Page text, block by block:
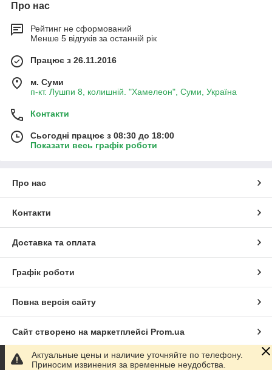
Про нас
Рейтинг не сформований
Менше 5 відгуків за останній рік
Працює з 26.11.2016
м. Суми
п-кт. Лушпи 8, колишній. "Хамелеон", Суми, Україна
Контакти
Сьогодні працює з 08:30 до 18:00
Показати весь графік роботи
Про нас
Контакти
Доставка та оплата
Графік роботи
Повна версія сайту
Сайт створено на маркетплейсі Prom.ua
Політика конфіденційності
Актуальные цены и наличие уточняйте по телефону.
Приносим извинения за временные неудобства.